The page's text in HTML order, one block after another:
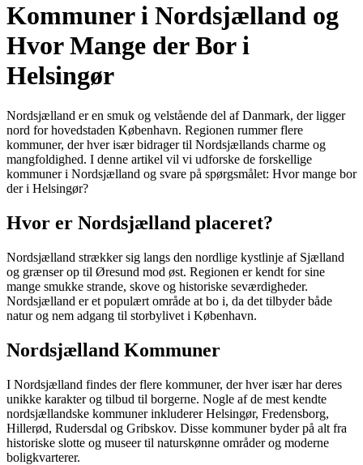
Kommuner i Nordsjælland og
Hvor Mange der Bor i
Helsingør
Nordsjælland er en smuk og velstående del af Danmark, der ligger
nord for hovedstaden København. Regionen rummer flere
kommuner, der hver især bidrager til Nordsjællands charme og
mangfoldighed. I denne artikel vil vi udforske de forskellige
kommuner i Nordsjælland og svare på spørgsmålet: Hvor mange bor
der i Helsingør?
Hvor er Nordsjælland placeret?
Nordsjælland strækker sig langs den nordlige kystlinje af Sjælland
og grænser op til Øresund mod øst. Regionen er kendt for sine
mange smukke strande, skove og historiske seværdigheder.
Nordsjælland er et populært område at bo i, da det tilbyder både
natur og nem adgang til storbylivet i København.
Nordsjælland Kommuner
I Nordsjælland findes der flere kommuner, der hver især har deres
unikke karakter og tilbud til borgerne. Nogle af de mest kendte
nordsjællandske kommuner inkluderer Helsingør, Fredensborg,
Hillerød, Rudersdal og Gribskov. Disse kommuner byder på alt fra
historiske slotte og museer til naturskønne områder og moderne
boligkvarterer.